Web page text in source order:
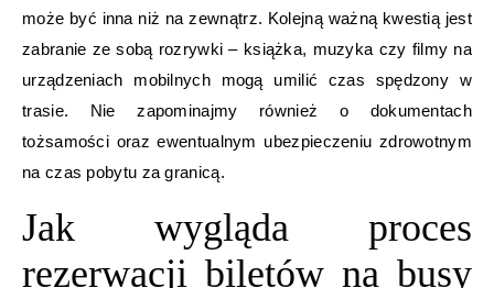
może być inna niż na zewnątrz. Kolejną ważną kwestią jest
zabranie ze sobą rozrywki – książka, muzyka czy filmy na
urządzeniach mobilnych mogą umilić czas spędzony w
trasie. Nie zapominajmy również o dokumentach
tożsamości oraz ewentualnym ubezpieczeniu zdrowotnym
na czas pobytu za granicą.
Jak wygląda proces
rezerwacji biletów na busy